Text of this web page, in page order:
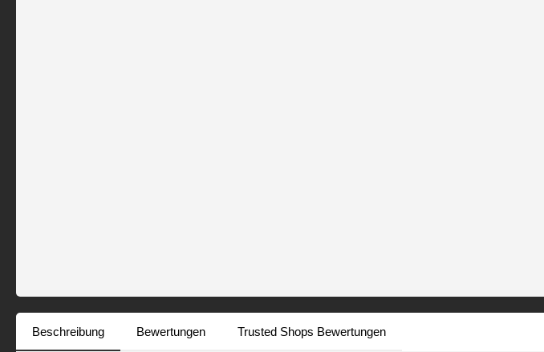
Beschreibung Bewertungen Trusted Shops Bewertungen